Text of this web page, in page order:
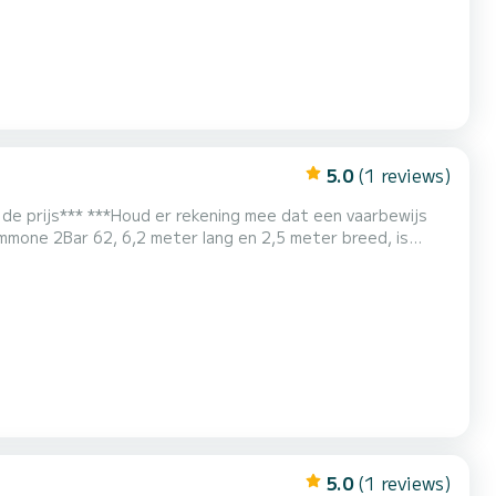
5.0 (1 reviews)
een vaarbewijs
ruimtes en alles wat u nodig heeft om uw dagen op zee
heeft een ruim zonnedek zowel aa...
5.0 (1 reviews)